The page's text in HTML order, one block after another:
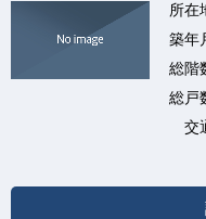
所在
築年
総階
総戸
交